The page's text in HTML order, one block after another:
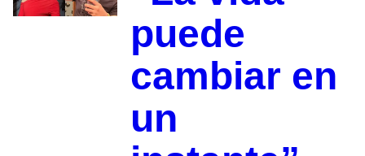
puede
cambiar en
un